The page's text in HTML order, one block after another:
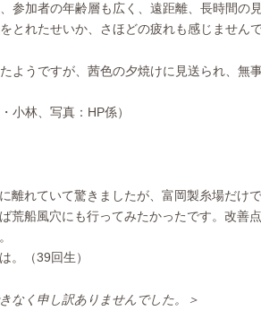
参加者の年齢層も広く、遠距離、長時間の
とれたせいか、さほどの疲れも感じませんで
ようですが、茜色の夕焼けに見送られ、無
小林、写真：HP係）
れていて驚きましたが、富岡製⽷場だけ
船⾵⽳にも⾏ってみたかったです。改善点
。（39回生）
なく申し訳ありませんでした。＞